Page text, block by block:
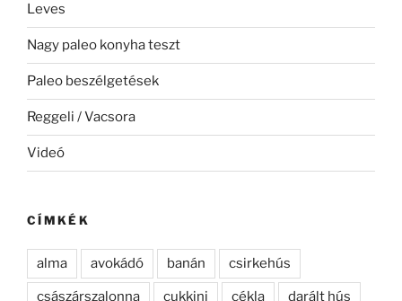
Leves
Nagy paleo konyha teszt
Paleo beszélgetések
Reggeli / Vacsora
Videó
CÍMKÉK
alma avokádó banán csirkehús
császárszalonna cukkini cékla darált hús